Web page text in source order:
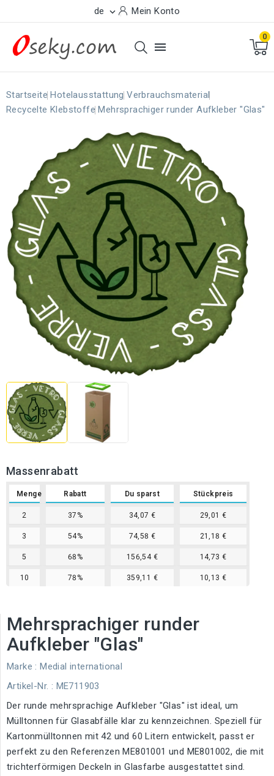
de  Mein Konto

0
Startseite Hotelausstattung Verbrauchsmaterial
Recycelte Klebstoffe Mehrsprachiger runder Aufkleber "Glas"
Massenrabatt
Menge Rabatt Du sparst Stückpreis
2 37% 34,07 € 29,01 €
3 54% 74,58 € 21,18 €
5 68% 156,54 € 14,73 €
10 78% 359,11 € 10,13 €
Mehrsprachiger runder
Aufkleber "Glas"
Marke : Medial international
Artikel-Nr. : ME711903
Der runde mehrsprachige Aufkleber "Glas" ist ideal, um
Mülltonnen für Glasabfälle klar zu kennzeichnen. Speziell für
Kartonmülltonnen mit 42 und 60 Litern entwickelt, passt er
perfekt zu den Referenzen ME801001 und ME801002, die mit
trichterförmigen Deckeln in Glasfarbe ausgestattet sind.